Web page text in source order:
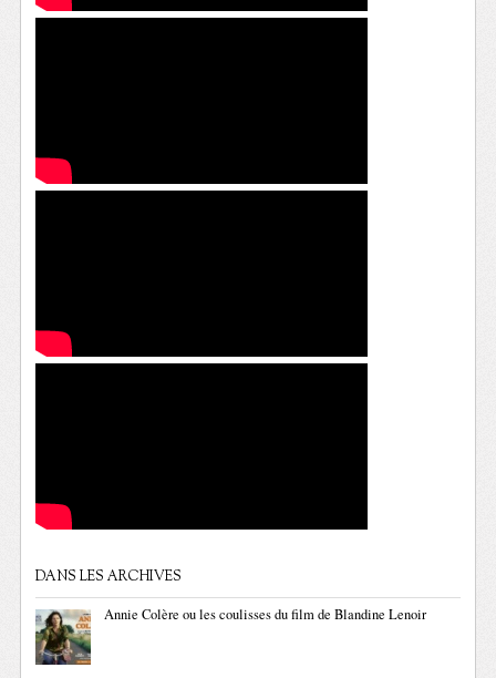
DANS LES ARCHIVES
Annie Colère ou les coulisses du film de Blandine Lenoir